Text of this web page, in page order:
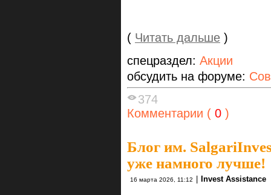
( Читать дальше )
спецраздел: Акции
обсудить на форуме:
374
Комментарии ( 0 )
Блог им.
уже намного лучше!
16 марта 2026, 11:12 Invest Assistance